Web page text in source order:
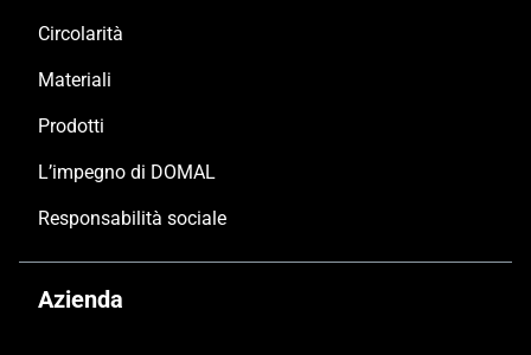
Circolarità
Materiali
Prodotti
L’impegno di DOMAL
Responsabilità sociale
Azienda